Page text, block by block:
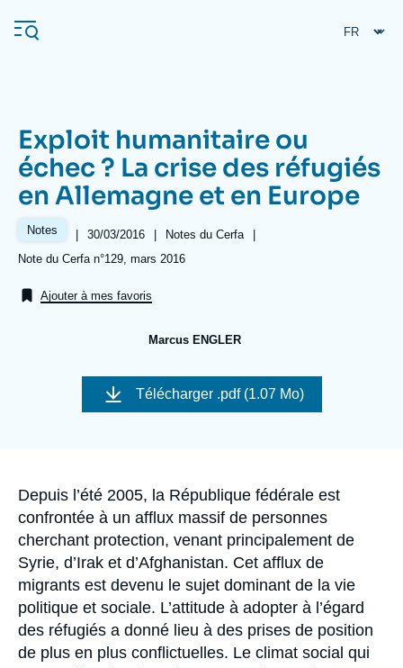
au
contenu
Navigation
principale
L'Ifri
Analyses
Se connecter
Exploit humanitaire ou
échec ? La crise des réfugiés
en Allemagne et en Europe
Notes |
Date
30/03/2016 |
Référence
taxonomie
Notes du Cerfa
|
Références
Note du Cerfa n°129, mars 2016
Ajouter à mes favoris
Marcus ENGLER
Image
couverture
Télécharger .pdf (1.07 Mo)
Accroche
Depuis l’été 2005, la République fédérale est
confrontée à un afflux massif de personnes
cherchant protection, venant principalement de
Syrie, d’Irak et d’Afghanistan. Cet afflux de
migrants est devenu le sujet dominant de la vie
politique et sociale. L’attitude à adopter à l’égard
des réfugiés a donné lieu à des prises de position
de plus en plus conflictuelles. Le climat social qui